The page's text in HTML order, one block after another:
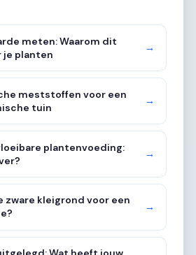
meten: Waarom dit
je planten
→
meststoffen voor een
tuin
→
plantenvoeding:
→
zware kleigrond voor een
→